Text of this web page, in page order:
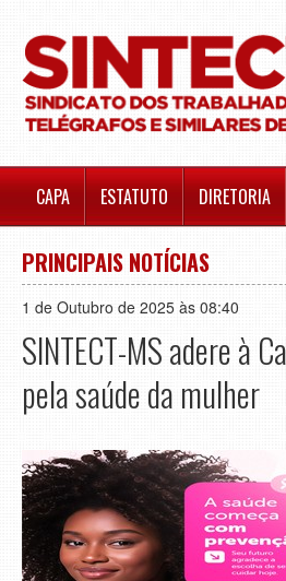
CAPA ESTATUTO DIRETORIA
PRINCIPAIS NOTÍCIAS
1 de Outubro de 2025 às 08:40
SINTECT-MS adere à
pela saúde da mulher